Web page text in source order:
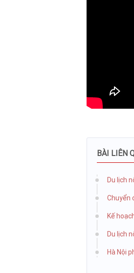
BÀI LIÊN
Du lịch
Chuyển
Kế
Du lịch
Hà Nội